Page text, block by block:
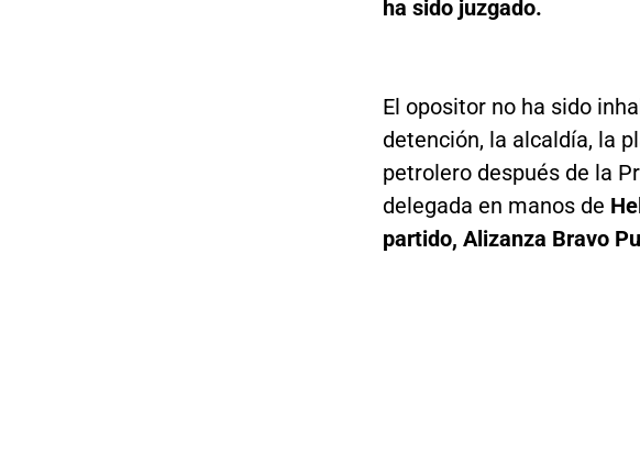
ha sido juzgado.
El opositor no ha sido
detención, la alcaldía, la
petrolero después de la
delegada en manos de
partido, Alizanza Bravo